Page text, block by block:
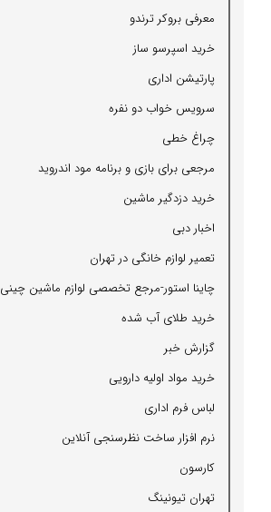
معرفی بروكر ترندو
خرید اسپرسو ساز
پارتیشن اداری
سرویس خواب دو نفره
چراغ خطی
مرجعی برای بازی و برنامه مود اندروید
خرید دزدگیر ماشین
اخبار دبی
تعمیر لوازم خانگی در تهران
چاینا استور-مرجع تخصصی لوازم ماشین چینی
خرید طلای آب شده
گزارش خبر
خرید مواد اولیه دارویی
لباس فرم اداری
نرم افزار ساخت نظرسنجی آنلاین
كارسون
تهران تیونینگ